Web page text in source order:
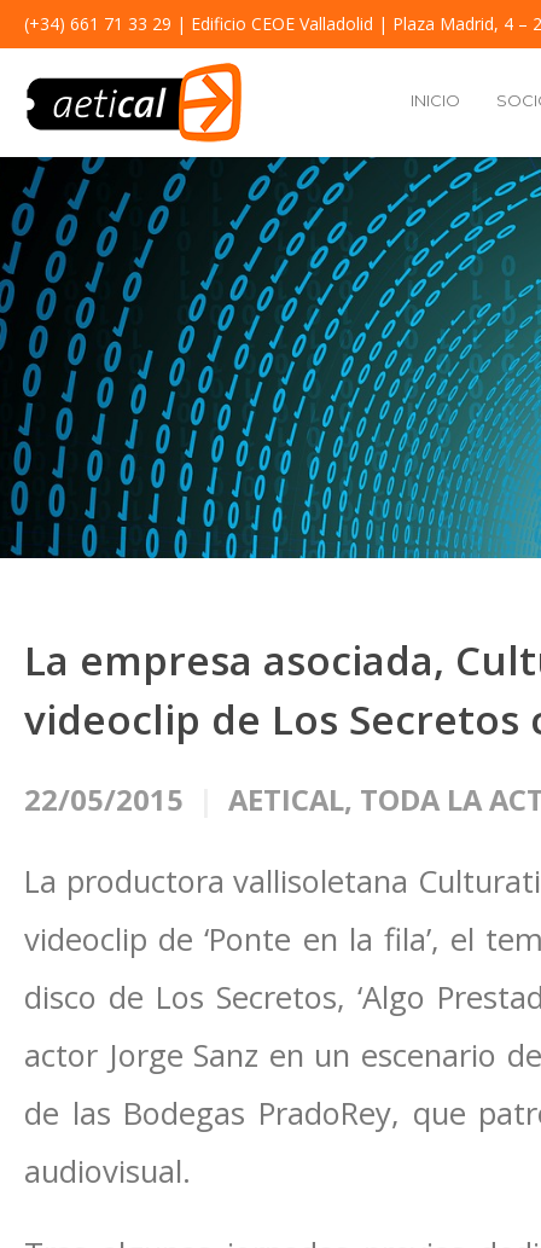
(+34) 661 71 33 29 | Edificio CEOE Valladolid | Plaza Madrid, 4 –
INICIO
La empresa asociada,
videoclip de Los Secretos
22/05/2015 AETICAL, TODA LA
La productora vallisoletana
videoclip de ‘Ponte en la fila’, el
disco de Los Secretos, ‘Algo
actor Jorge Sanz en un escenario
de las Bodegas PradoRey, que
audiovisual.